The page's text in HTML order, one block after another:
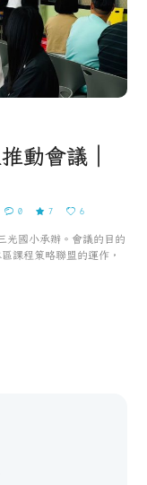
動會議｜
0 7 6
光國小承辦。會議的目的
課程策略聯盟的運作，